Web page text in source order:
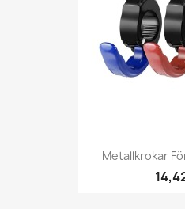
Metallkrokar